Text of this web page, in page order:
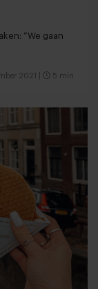
“We gaan
2021 5 min